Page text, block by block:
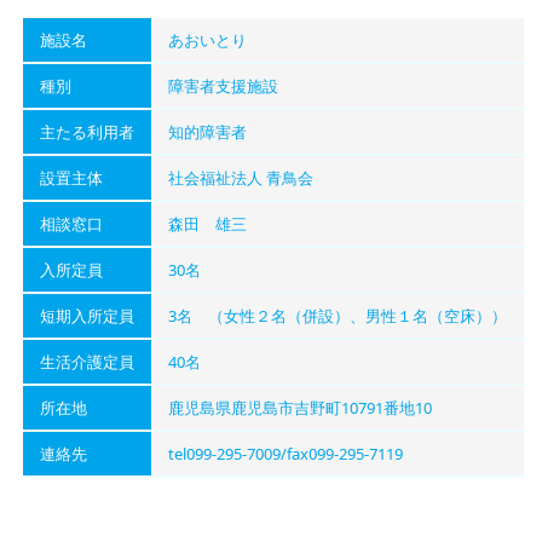
施設名 あおいとり
種別 障害者支援施設
主たる利用者 知的障害者
設置主体 社会福祉法人 青鳥会
相談窓口 森田 雄三
入所定員 30名
短期入所定員 3名 （女性２名（併設）、男性１名（空床））
生活介護定員 40名
所在地 鹿児島県鹿児島市吉野町10791番地10
連絡先 tel099-295-7009/fax099-295-7119